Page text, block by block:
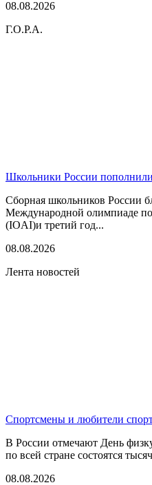
08.08.2026
Г.О.Р.А.
Школьники России
Сборная школьников России
Международной олимпиаде
(IOAI)и третий год...
08.08.2026
Лента новостей
Спортсмены и любители
В России отмечают День
по всей стране состоятся
08.08.2026